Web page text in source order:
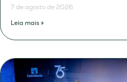
7 de agosto de 2026
Leia mais »